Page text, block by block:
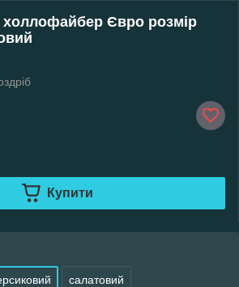
Євро розмір
Купити
салатовий